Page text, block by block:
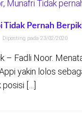
Tidak Pernah
Diposting pada 23/02/2020
– Fadli Noor.
yakin lolos
posisi […]